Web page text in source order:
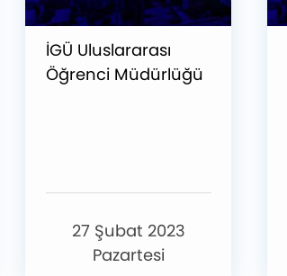
İGÜ Uluslararası
Öğrenci Müdürlüğü
27 Şubat 2023
Pazartesi